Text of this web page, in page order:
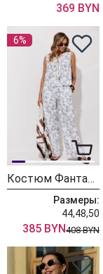
369 BYN
6%
Костюм Фантазия Мод 5454
Размеры:
44,48,50
385 BYN408 BYN